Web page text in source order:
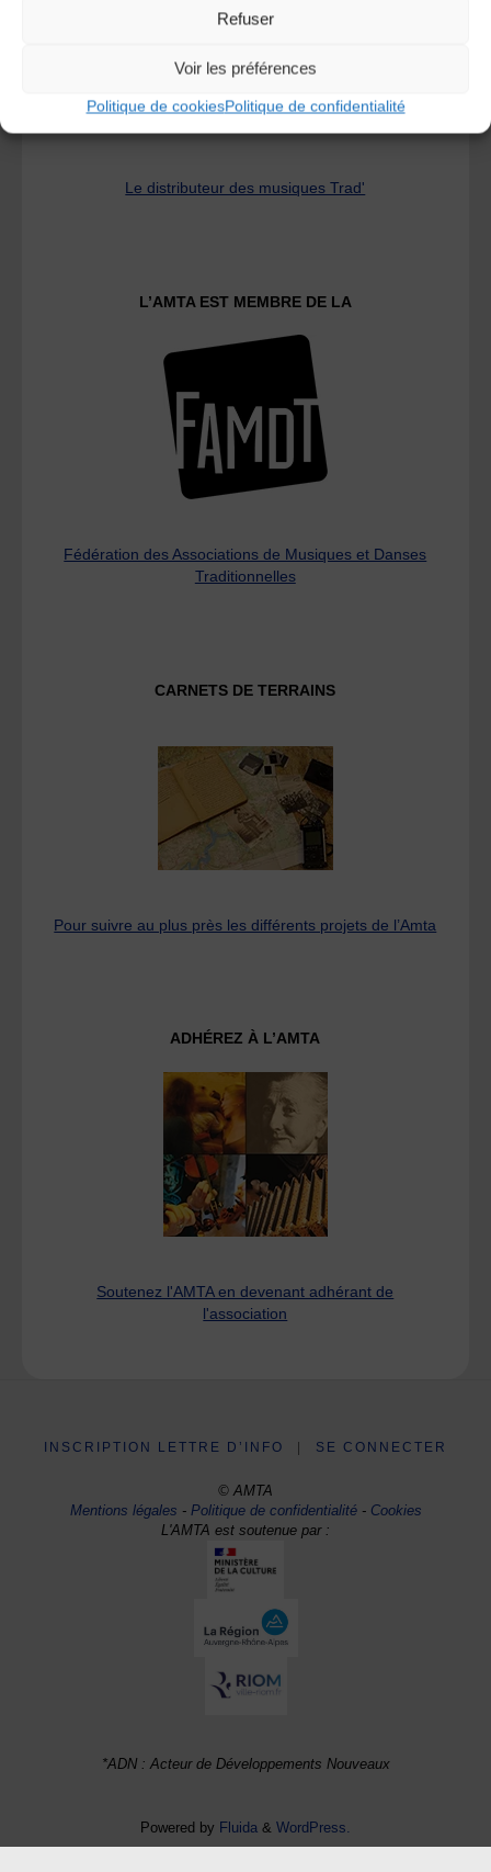
Refuser
Voir les préférences
Politique de cookiesPolitique de confidentialité
Le distributeur des musiques Trad'
L’AMTA EST MEMBRE DE LA
Fédération des Associations de Musiques et Danses
Traditionnelles
CARNETS DE TERRAINS
Pour suivre au plus près les différents projets de l’Amta
ADHÉREZ À L’AMTA
Soutenez l'AMTA en devenant adhérant de
l'association
INSCRIPTION LETTRE D’INFO SE CONNECTER
© AMTA
Mentions légales -Politique de confidentialité- Cookies
L'AMTA est soutenue par :
*ADN : Acteur de Développements Nouveaux
Powered by Fluida & WordPress.